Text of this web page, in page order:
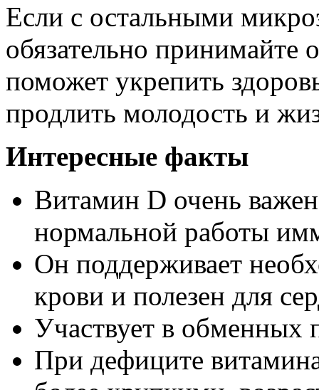
Если с остальными
обязательно принимайте
поможет укрепить
продлить молодость и
Интересные факты
Витамин D очень
нормальной работы
Он поддерживает
крови и полезен для
Участвует в обменных
При дефиците